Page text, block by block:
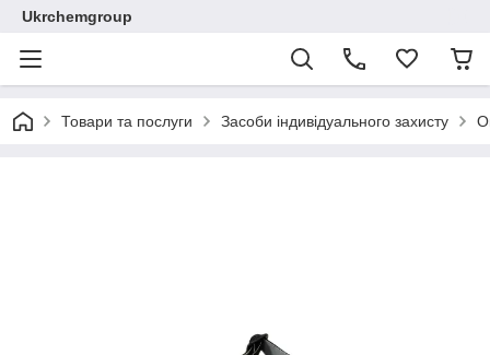
Ukrchemgroup
Товари та послуги Засоби індивідуального захисту